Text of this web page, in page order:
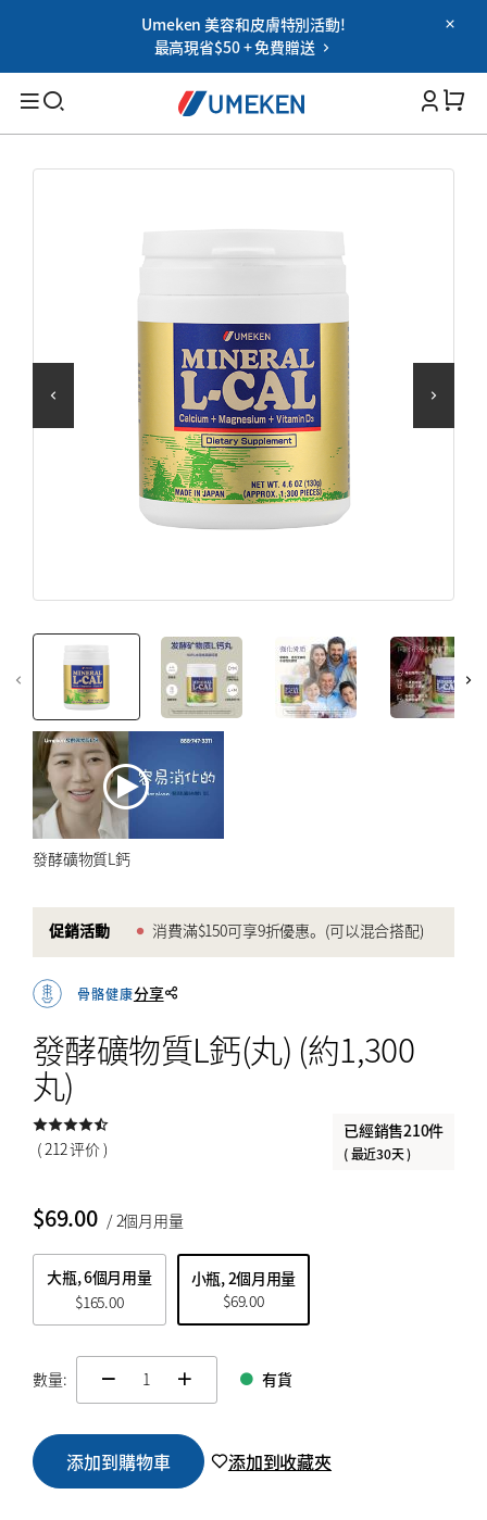
Umeken 美容和皮膚特別活動!
最高現省$50 + 免費贈送
發酵礦物質L鈣
促銷活動 消費滿$150可享9折優惠。(可以混合搭配)
骨骼健康分享
發酵礦物質L鈣(丸) (約1,300
丸)
( 212 评价 )
已經銷售210件
( 最近30天 )
$69.00 / 2個月用量
大瓶, 6個月用量
$165.00
小瓶, 2個月用量
$69.00
數量: change quamtity 有貨
添加到購物車 添加到收藏夾
Google
用社交網登錄時的使用協議
优惠券
高達九折優惠
券
仅限在线
特别促销
myUmeken
Point
Filters
老年人
免疫力強化
美容和皮膚
心臟健康
骨及關節健康
健康產品
化妆品 ／护肤品
家電產品
床具
BY PRICE
$